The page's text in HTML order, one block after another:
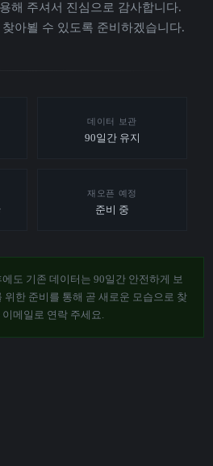
해 주셔서 진심으로 감사합니다.
아뵐 수 있도록 준비하겠습니다.
데이터 보관
90일간 유지
재오픈 예정
준비 중
도 기존 데이터는 90일간 안전하게 보
위한 준비를 통해 곧 새로운 모습으로 찾
메일로 연락 주세요.